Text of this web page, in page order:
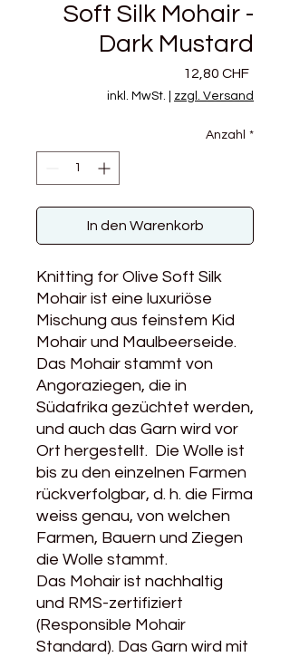
Soft Silk Mohair -
Dark Mustard
12,80 CHFPreis
inkl. MwSt. zzgl. Versand
Anzahl *
In den Warenkorb
Knitting for Olive Soft Silk
Mohair ist eine luxuriöse
Mischung aus feinstem Kid
Mohair und Maulbeerseide.
Das Mohair stammt von
Angoraziegen, die in
Südafrika gezüchtet werden,
und auch das Garn wird vor
Ort hergestellt. Die Wolle ist
bis zu den einzelnen Farmen
rückverfolgbar, d. h. die Firma
weiss genau, von welchen
Farmen, Bauern und Ziegen
die Wolle stammt.
Das Mohair ist nachhaltig
und RMS-zertifiziert
(Responsible Mohair
Standard). Das Garn wird mit